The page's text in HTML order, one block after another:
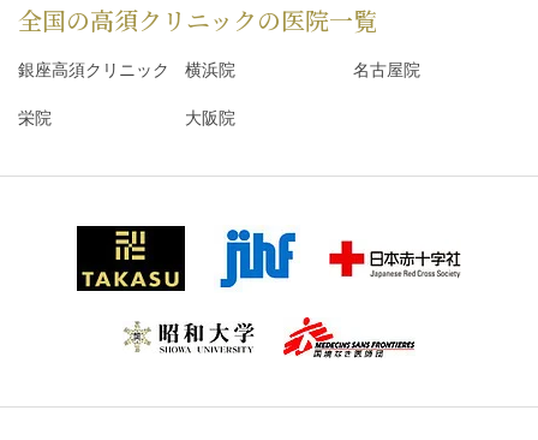
全国の高須クリニックの医院一覧
銀座高須クリニック 横浜院 名古屋院
栄院 大阪院